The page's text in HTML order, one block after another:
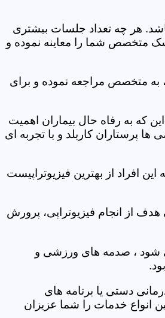
هر چه تعداد جلسات بیشتری
متخصص شما را معاینه نموده و
به متخصص مراجعه نموده و برای
که به رفاه حال بیماران اهمیت
پرستاران کاربلد و با تجربه ای
افراد از بهترین فیزیوتراپیست
از انجام فیزیوتراپی، پرورش
شود ، صدمه های ورزشی و
دستی یا برنامه های
خدمات را شما عزیزان